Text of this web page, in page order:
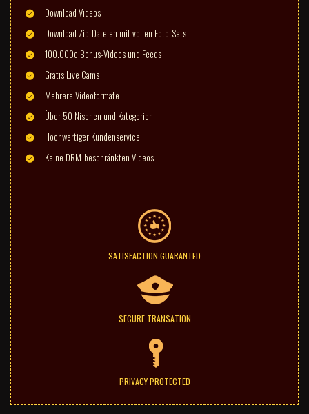
Download Videos
Download Zip-Dateien mit vollen Foto-Sets
100.000e Bonus-Videos und Feeds
Gratis Live Cams
Mehrere Videoformate
Über 50 Nischen und Kategorien
Hochwertiger Kundenservice
Keine DRM-beschränkten Videos
SATISFACTION GUARANTED
SECURE TRANSATION
PRIVACY PROTECTED